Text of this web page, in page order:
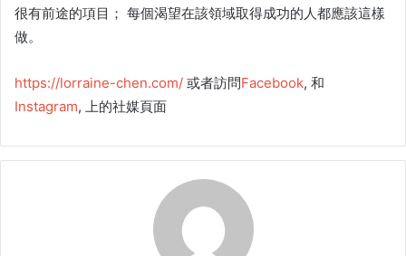
很有前途的項目； 每個渴望在該領域取得成功的人都應該這樣
做。
https://lorraine-chen.com/ 或者訪問Facebook, 和
Instagram, 上的社媒頁面